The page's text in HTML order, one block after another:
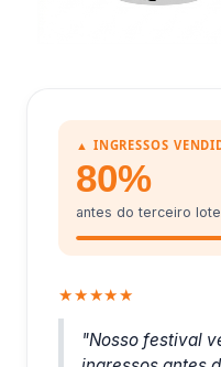
▲ INGRESSOS
80%
antes do terceiro
★★★★★
"Nosso festival